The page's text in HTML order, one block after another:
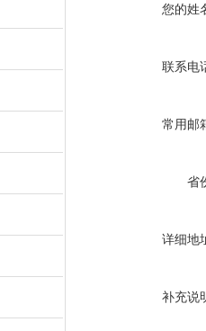
您的姓
联系电
常用邮
省
详细地
补充说